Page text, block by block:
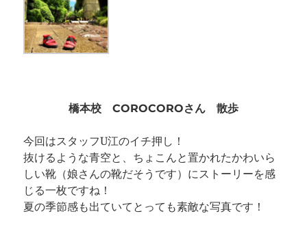
橋本校 COROCOROさん 散歩
今回はスタッフU江のイチ押し！
抜けるような青空と、ちょこんと置かれたかわいら
しい靴（娘さんの靴だそうです）にストーリーを感
じる一枚ですね！
夏の季節感も出ていてとっても素敵な写真です！